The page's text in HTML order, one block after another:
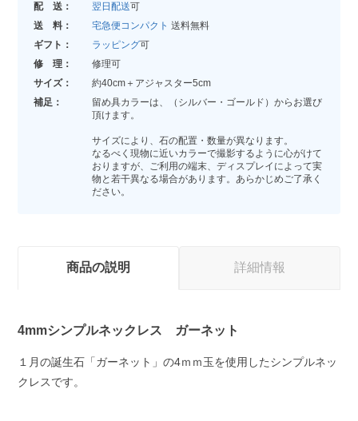
配 送： 翌日配送可
送 料：
宅急便コンパクト 送料無料
ギフト：
ラッピング可
修 理：
修理可
サイズ：
約40cm＋アジャスター5cm
補足：
留め具カラーは、（シルバー・ゴールド）からお選び
頂けます。
サイズにより、石の配置・数量が異なります。
なるべく現物に近いカラーで撮影するように心がけて
おりますが、ご利用の端末、ディスプレイによって実
物と若干異なる場合があります。あらかじめご了承く
ださい。
商品の説明 詳細情報
4mmシンプルネックレス ガーネット
１月の誕生石「ガーネット」の4ｍｍ玉を使用したシンプルネッ
クレスです。